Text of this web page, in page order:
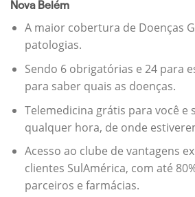
Nova Belém
A maior cobertura de Doenças
patologias.
Sendo 6 obrigatórias e 24 para
para saber quais as doenças.
Telemedicina grátis para você e
qualquer hora, de onde
Acesso ao clube de vantagens
clientes SulAmérica, com até
parceiros e farmácias.